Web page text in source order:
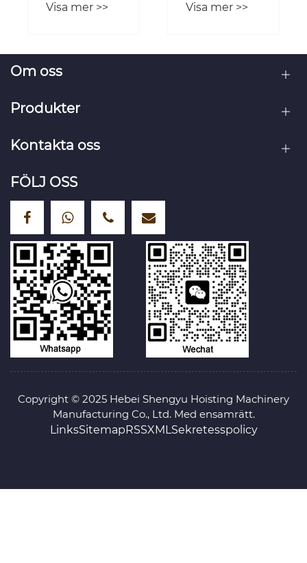
ditt företag
Visa mer >>
optimerar
effektivitet i
Visa mer >>
Om oss
Produkter
Kontakta oss
FÖLJ OSS
Copyright © 2025 Hebei Shengyu Hoisting Machinery
Manufacturing Co., Ltd. Med ensamrätt.
LinksSitemap RSSXMLSekretesspolicy